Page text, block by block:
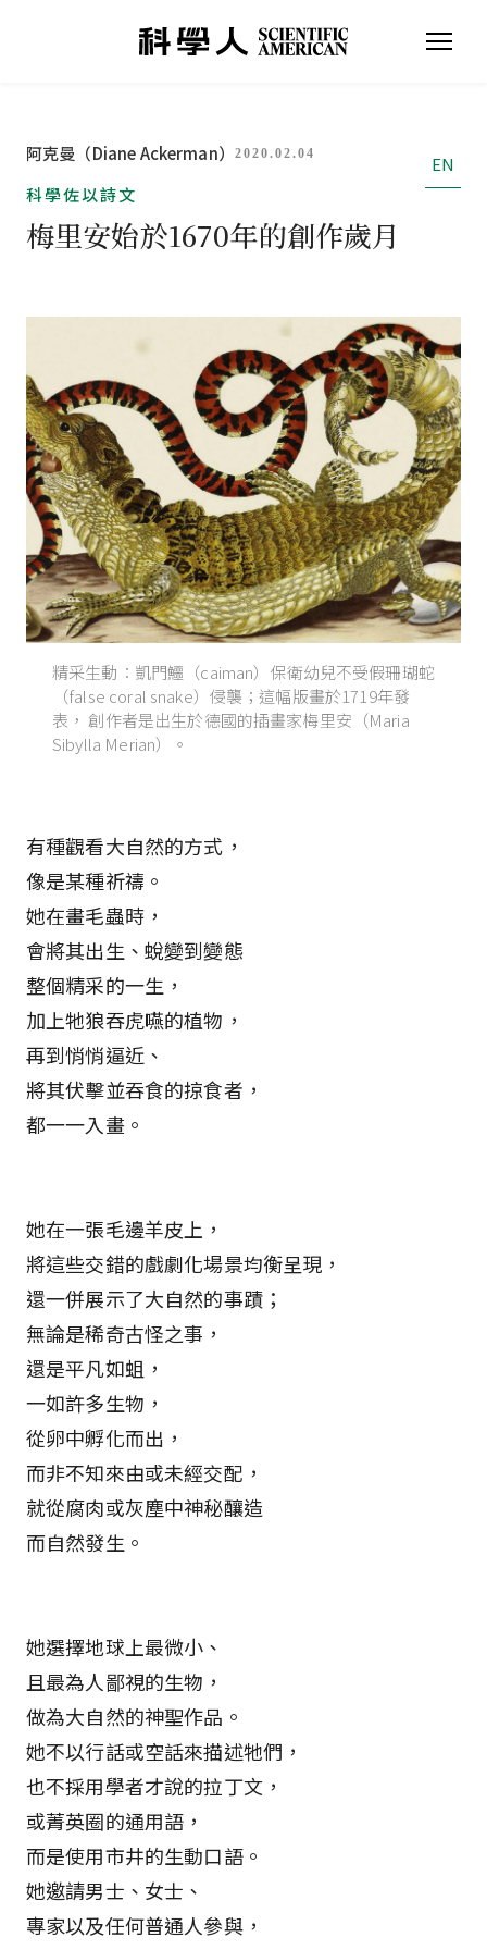
阿克曼（Diane Ackerman） 2020.02.04
EN
科學佐以詩文
梅里安始於1670年的創作歲月
精采生動：凱門鱷（caiman）保衛幼兒不受假珊瑚蛇
（false coral snake）侵襲；這幅版畫於1719年發
表， 創作者是出生於德國的插畫家梅里安（Maria
Sibylla Merian）。
有種觀看大自然的方式，
像是某種祈禱。
她在畫毛蟲時，
會將其出生、蛻變到變態
整個精采的一生，
加上牠狼吞虎嚥的植物，
再到悄悄逼近、
將其伏擊並吞食的掠食者，
都一一入畫。
她在一張毛邊羊皮上，
將這些交錯的戲劇化場景均衡呈現，
還一併展示了大自然的事蹟；
無論是稀奇古怪之事，
還是平凡如蛆，
一如許多生物，
從卵中孵化而出，
而非不知來由或未經交配，
就從腐肉或灰塵中神秘釀造
而自然發生。
她選擇地球上最微小、
且最為人鄙視的生物，
做為大自然的神聖作品。
她不以行話或空話來描述牠們，
也不採用學者才說的拉丁文，
或菁英圈的通用語，
而是使用市井的生動口語。
她邀請男士、女士、
專家以及任何普通人參與，